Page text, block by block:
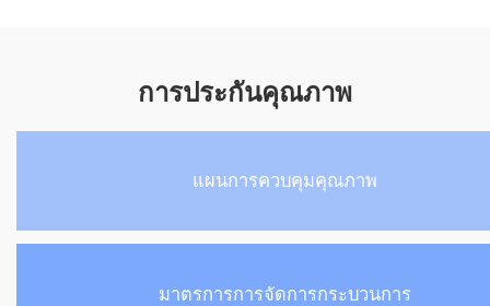
การประกันคุณภาพ
แผนการควบคุมคุณภาพ
มาตรการการจัดการกระบวนการ